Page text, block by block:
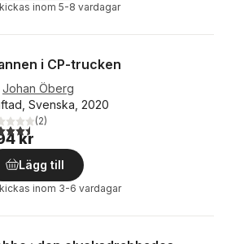
inom 5-8 vardagar
i CP-trucken
Johan Öberg
Svenska, 2020
utav 5 stjärnor. Totalt antal röster:
(2)
kr
Lägg till
inom 3-6 vardagar